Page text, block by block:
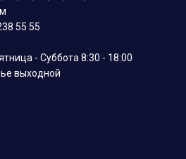
55 55
- Суббота 8:30 - 18:00
выходной